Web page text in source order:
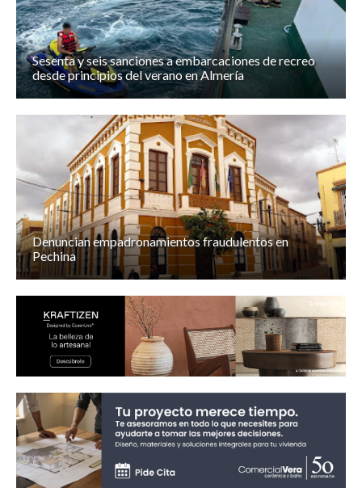
Sesenta y seis sanciones a embarcaciones de recreo
desde principios del verano en Almería
Denuncian empadronamientos fraudulentos en
Pechina